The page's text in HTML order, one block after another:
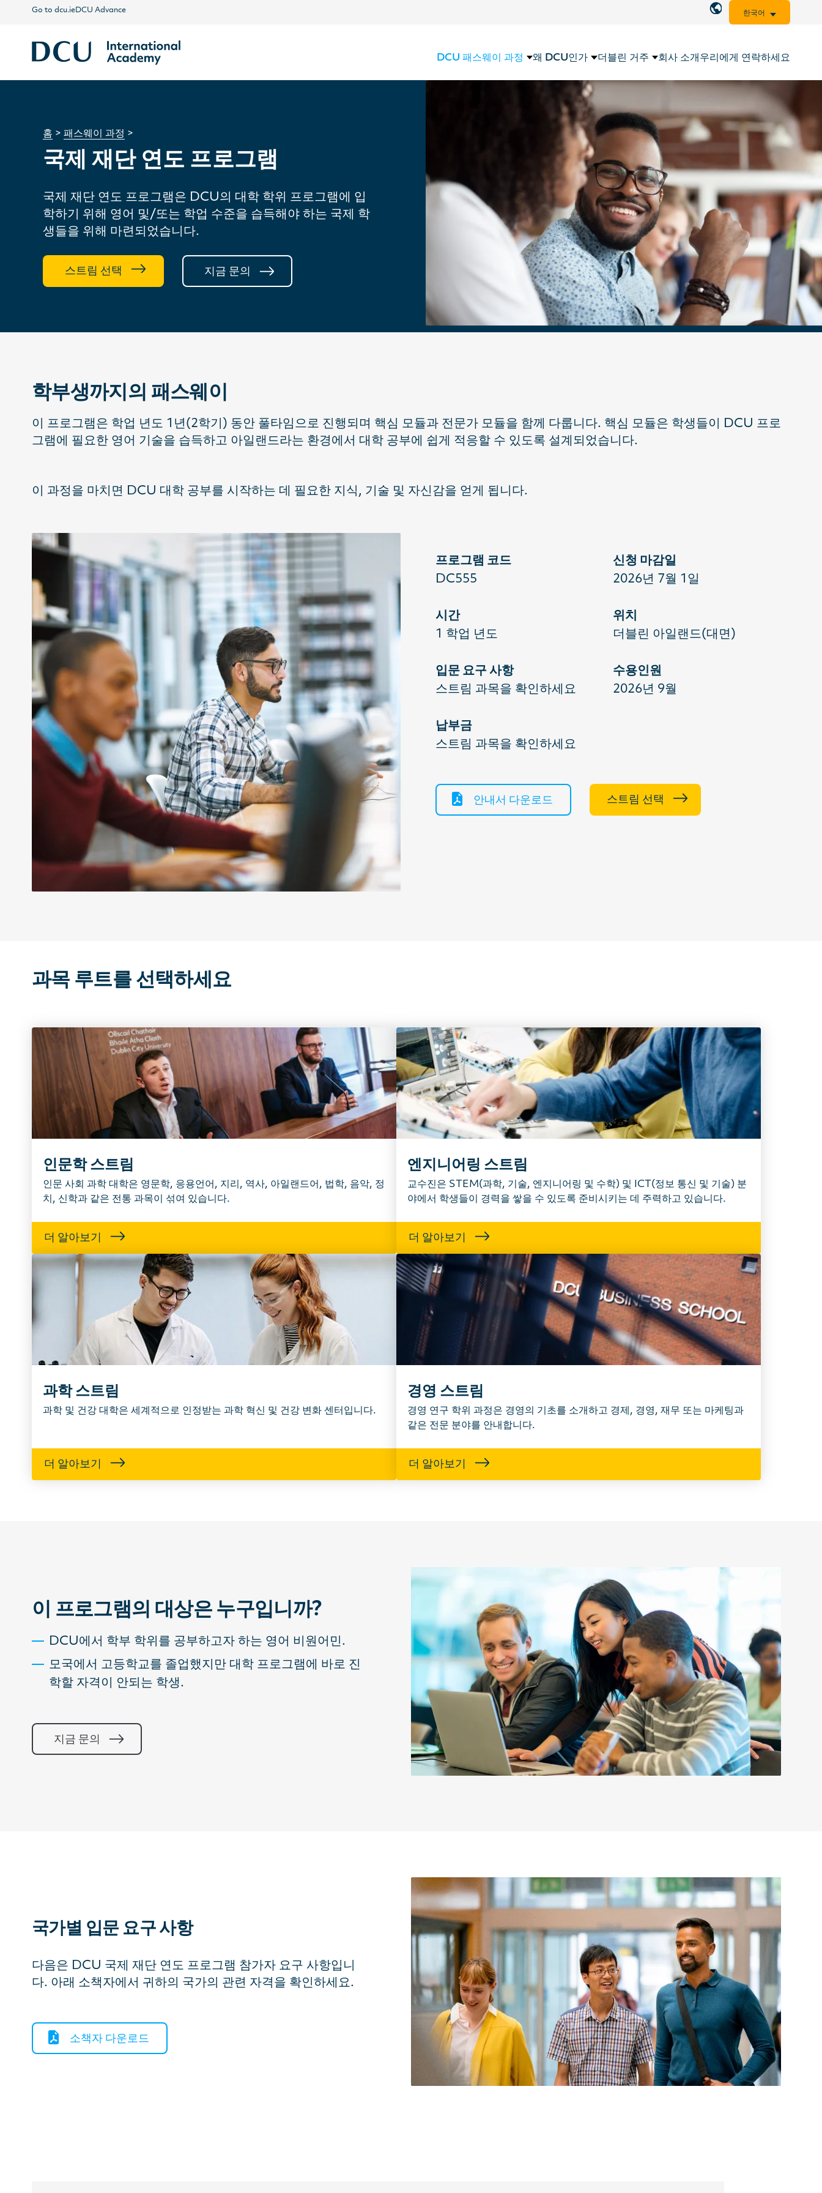
Go to dcu.ieDCU Advance 한국어
DCU 패스웨이 과정 왜 DCU인가 더블린 거주 회사 소개 우리에게 연락하세요
홈 > 패스웨이 과정 >
국제 재단 연도 프로그램
국제 재단 연도 프로그램은 DCU의 대학 학위 프로그램에 입
학하기 위해 영어 및/또는 학업 수준을 습득해야 하는 국제 학
생들을 위해 마련되었습니다.
스트림 선택 지금 문의
학부생까지의 패스웨이
이 프로그램은 학업 년도 1년(2학기) 동안 풀타임으로 진행되며 핵심 모듈과 전문가 모듈을 함께 다룹니다. 핵심 모듈은 학생들이 DCU 프로
그램에 필요한 영어 기술을 습득하고 아일랜드라는 환경에서 대학 공부에 쉽게 적응할 수 있도록 설계되었습니다.
이 과정을 마치면 DCU 대학 공부를 시작하는 데 필요한 지식, 기술 및 자신감을 얻게 됩니다.
프로그램 코드
DC555
신청 마감일
2026년 7월 1일
시간
1 학업 년도
위치
더블린 아일랜드(대면)
입문 요구 사항
스트림 과목을 확인하세요
수용인원
2026년 9월
납부금
스트림 과목을 확인하세요
안내서 다운로드 스트림 선택
과목 루트를 선택하세요
인문학 스트림
인문 사회 과학 대학은 영문학, 응용언어, 지리, 역사, 아일랜드어, 법학, 음악, 정
치, 신학과 같은 전통 과목이 섞여 있습니다.
더 알아보기
엔지니어링 스트림
교수진은 STEM(과학, 기술, 엔지니어링 및 수학) 및 ICT(정보 통신 및 기술) 분
야에서 학생들이 경력을 쌓을 수 있도록 준비시키는 데 주력하고 있습니다.
더 알아보기
과학 스트림
과학 및 건강 대학은 세계적으로 인정받는 과학 혁신 및 건강 변화 센터입니다.
더 알아보기
경영 스트림
경영 연구 학위 과정은 경영의 기초를 소개하고 경제, 경영, 재무 또는 마케팅과
같은 전문 분야를 안내합니다.
더 알아보기
이 프로그램의 대상은 누구입니까?
DCU에서 학부 학위를 공부하고자 하는 영어 비원어민.
모국에서 고등학교를 졸업했지만 대학 프로그램에 바로 진
학할 자격이 안되는 학생.
지금 문의
국가별 입문 요구 사항
다음은 DCU 국제 재단 연도 프로그램 참가자 요구 사항입니
다. 아래 소책자에서 귀하의 국가의 관련 자격을 확인하세요.
소책자 다운로드